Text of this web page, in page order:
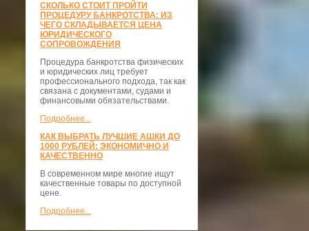
СКОЛЬКО СТОИТ ПРОЙТИ
ПРОЦЕДУРУ БАНКРОТСТВА: ИЗ
ЧЕГО СКЛАДЫВАЕТСЯ ЦЕНА
ЮРИДИЧЕСКОГО
СОПРОВОЖДЕНИЯ
Процедура банкротства физических
и юридических лиц требует
профессионального подхода, так как
связана с документами, судами и
финансовыми обязательствами.
Подробнее...
КАК ВЫБРАТЬ ЛУЧШИЕ АШКИ ДО
1000 РУБЛЕЙ: ЭКОНОМИЧНО И
КАЧЕСТВЕННО
В современном мире многие ищут
качественные товары по доступной
цене.
Подробнее...